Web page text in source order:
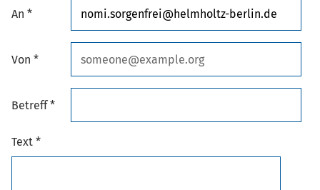
An *
Von *
Betreff *
Text *